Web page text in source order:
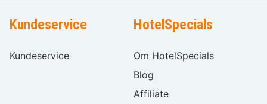
Kundeservice
Kundeservice
HotelSpecials
Om HotelSpecials
Blog
Affiliate